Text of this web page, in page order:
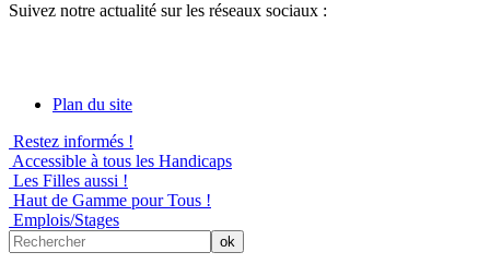
Suivez notre actualité sur les réseaux sociaux :
Plan du site
Restez informés !
Accessible à tous les Handicaps
Les Filles aussi !
Haut de Gamme pour Tous !
Emplois/Stages